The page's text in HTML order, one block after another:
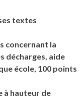
textes
concernant la
décharges, aide
école, 100 points
à hauteur de